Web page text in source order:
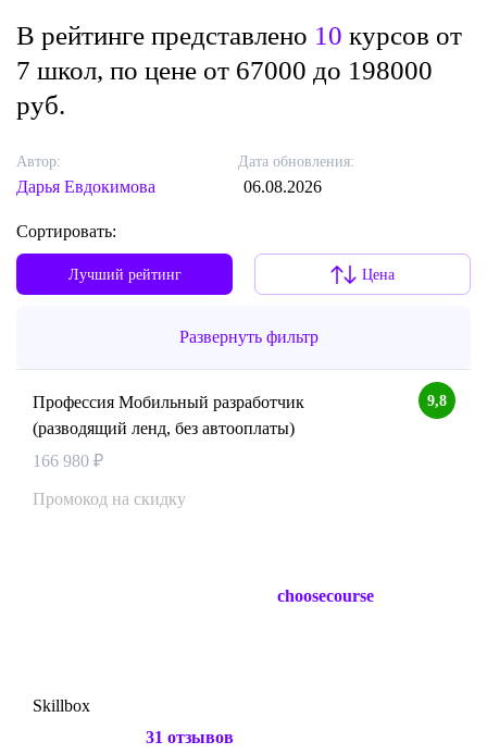
В рейтинге представлено 10 курсов от
7 школ, по цене от 67000 до 198000
руб.
Сортировать:
Лучший рейтинг Цена
Дата обновления:
06.08.2026
Автор:
Дарья Евдокимова
Развернуть фильтр
9,8
Профессия Мобильный разработчик
(разводящий ленд, без автооплаты)
166 980 ₽
Промокод на скидку
choosecourse
Skillbox
31 отзывов